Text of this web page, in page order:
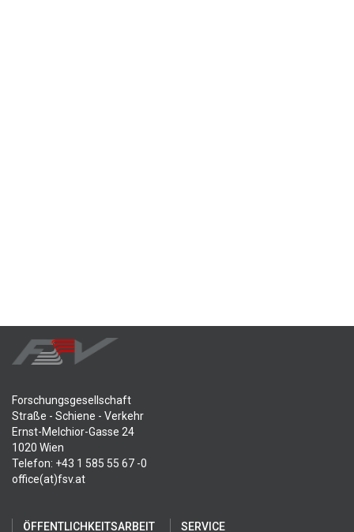
Forschungsgesellschaft
Straße - Schiene - Verkehr
Ernst-Melchior-Gasse 24
1020 Wien
Telefon: +43 1 585 55 67 -0
office(at)fsv.at
ÖFFENTLICHKEITSARBEIT SERVICE